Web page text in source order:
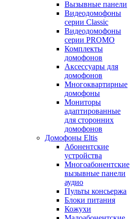
Вызывные панели
Видеодомофоны
серии Classic
Видеодомофоны
серии PROMO
Комплекты
домофонов
Аксессуары для
домофонов
Многоквартирные
домофоны
Мониторы
адаптированные
для сторонних
домофонов
Домофоны Eltis
Абонентские
устройства
Многоабонентские
вызывные панели
аудио
Пульты консьержа
Блоки питания
Кожухи